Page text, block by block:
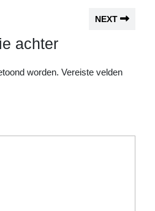
NEXT
achter
worden. Vereiste velden